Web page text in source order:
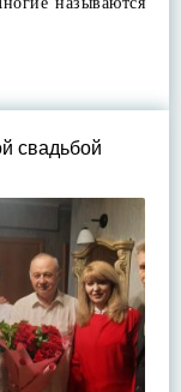
свадьбой